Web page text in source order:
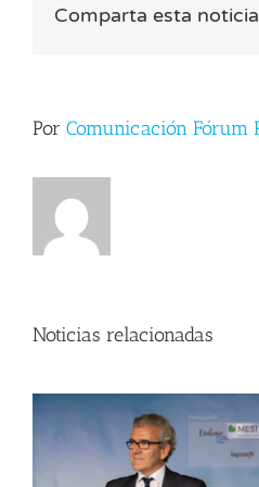
Comparta esta
Por Comunicación Fórum
Noticias relacionadas
Isaac Chocrón:
age tech se